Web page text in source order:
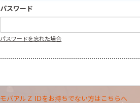
パスワード
パスワードを忘れた場合
モバアルＺ IDをお持ちでない方はこちらへ